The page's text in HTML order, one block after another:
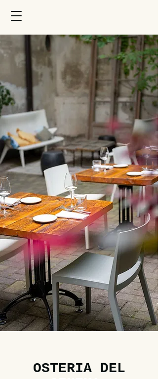
OSTERIA DEL